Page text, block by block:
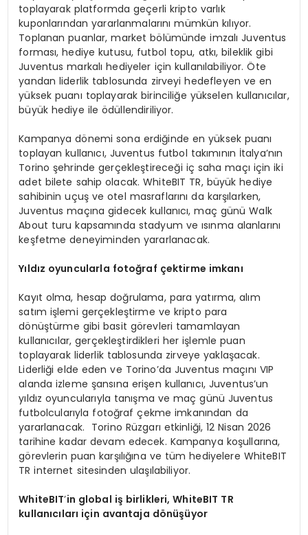
toplayarak platformda geçerli kripto varlık
kuponlarından yararlanmalarını mümkün kılıyor.
Toplanan puanlar, market bölümünde imzalı Juventus
forması, hediye kutusu, futbol topu, atkı, bileklik gibi
Juventus markalı hediyeler için kullanılabiliyor. Öte
yandan liderlik tablosunda zirveyi hedefleyen ve en
yüksek puanı toplayarak birinciliğe yükselen kullanıcılar,
büyük hediye ile ödüllendiriliyor.
Kampanya dönemi sona erdiğinde en yüksek puanı
toplayan kullanıcı, Juventus futbol takımının İtalya’nın
Torino şehrinde gerçekleştireceği iç saha maçı için iki
adet bilete sahip olacak. WhiteBIT TR, büyük hediye
sahibinin uçuş ve otel masraflarını da karşılarken,
Juventus maçına gidecek kullanıcı, maç günü Walk
About turu kapsamında stadyum ve ısınma alanlarını
keşfetme deneyiminden yararlanacak.
Yıldız oyuncularla fotoğraf çektirme imkanı
Kayıt olma, hesap doğrulama, para yatırma, alım
satım işlemi gerçekleştirme ve kripto para
dönüştürme gibi basit görevleri tamamlayan
kullanıcılar, gerçekleştirdikleri her işlemle puan
toplayarak liderlik tablosunda zirveye yaklaşacak.
Liderliği elde eden ve Torino’da Juventus maçını VIP
alanda izleme şansına erişen kullanıcı, Juventus’un
yıldız oyuncularıyla tanışma ve maç günü Juventus
futbolcularıyla fotoğraf çekme imkanından da
yararlanacak. Torino Rüzgarı etkinliği, 12 Nisan 2026
tarihine kadar devam edecek. Kampanya koşullarına,
görevlerin puan karşılığına ve tüm hediyelere WhiteBIT
TR internet sitesinden ulaşılabiliyor.
WhiteBIT’in global iş birlikleri, WhiteBIT TR
kullanıcıları için avantaja dönüşüyor